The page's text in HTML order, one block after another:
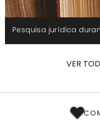
Pesquisa jurídica
VER